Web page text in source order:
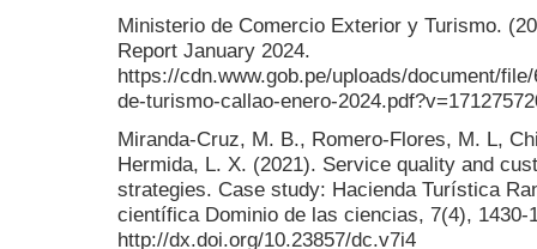
Ministerio de Comercio Exterior y Turismo.
Report January 2024.
https://cdn.www.gob.pe/uploads/document/
de-turismo-callao-enero-
Miranda-Cruz, M. B., Romero-Flores, M. L,
Hermida, L. X. (2021). Service quality and
strategies. Case study: Hacienda Turística
científica Dominio de las ciencias, 7(4), 1430-
http://dx.doi.org/10.23857/dc.v7i4